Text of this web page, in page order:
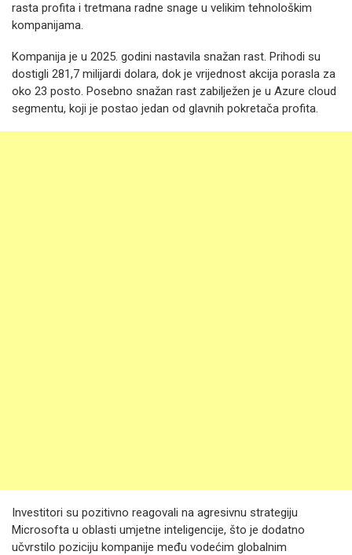
rasta profita i tretmana radne snage u velikim tehnološkim
kompanijama.
Kompanija je u 2025. godini nastavila snažan rast. Prihodi su
dostigli 281,7 milijardi dolara, dok je vrijednost akcija porasla za
oko 23 posto. Posebno snažan rast zabilježen je u Azure cloud
segmentu, koji je postao jedan od glavnih pokretača profita.
Investitori su pozitivno reagovali na agresivnu strategiju
Microsofta u oblasti umjetne inteligencije, što je dodatno
učvrstilo poziciju kompanije među vodećim globalnim